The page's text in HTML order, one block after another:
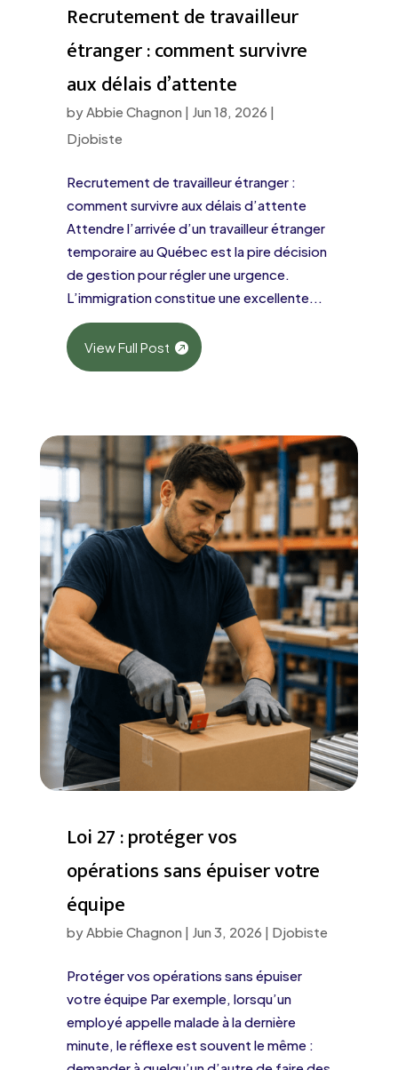
Recrutement de travailleur
étranger : comment survivre
aux délais d’attente
byAbbie Chagnon | Jun 18, 2026 |
Djobiste
Recrutement de travailleur étranger :
comment survivre aux délais d’attente
Attendre l’arrivée d’un travailleur étranger
temporaire au Québec est la pire décision
de gestion pour régler une urgence.
L’immigration constitue une excellente...
View Full Post
Loi 27 : protéger vos
opérations sans épuiser votre
équipe
byAbbie Chagnon | Jun 3, 2026 | Djobiste
Protéger vos opérations sans épuiser
votre équipe Par exemple, lorsqu’un
employé appelle malade à la dernière
minute, le réflexe est souvent le même :